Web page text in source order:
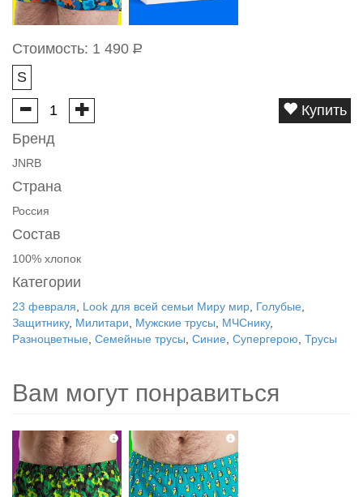
Стоимость: 1 490 Р
S
Купить
Бренд
JNRB
Страна
Россия
Состав
100% хлопок
Категории
23 февраля Look для всей семьи Миру мир Голубые
Защитнику, Милитари Мужские трусы МЧСнику,
Разноцветные Семейные трусы Синие Супергерою Трусы
Вам могут понравиться